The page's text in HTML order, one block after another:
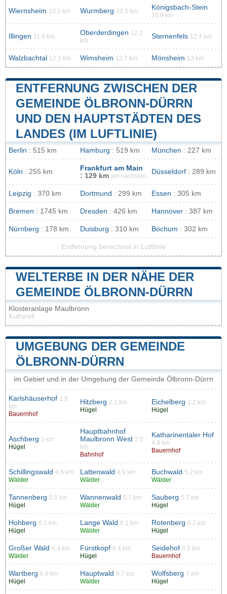
Wiernsheim 10.1 km Wurmberg 10.5 km Königsbach-Stein
10.9 km
Illingen 11.8 km Oberderdingen 12.2
km
Sternenfels 12.4 km
Walzbachtal 12.5 km Wimsheim 12.7 km Mönsheim 13 km
ENTFERNUNG ZWISCHEN DER
GEMEINDE ÖLBRONN-DÜRRN
UND DEN HAUPTSTÄDTEN DES
LANDES (IM LUFTLINIE)
Berlin : 515 km Hamburg : 519 km München : 227 km
Köln : 255 km
Frankfurt am Main
: 129 km am nächsten
Düsseldorf : 289 km
Leipzig : 370 km Dortmund : 299 km Essen : 305 km
Bremen : 1745 km Dresden : 426 km Hannover : 387 km
Nürnberg : 178 km Duisburg : 310 km Bochum : 302 km
Entfernung berechnet in Luftlinie
WELTERBE IN DER NÄHE DER
GEMEINDE ÖLBRONN-DÜRRN
Klosteranlage Maulbronn
Kulturell
UMGEBUNG DER GEMEINDE
ÖLBRONN-DÜRRN
im Gebiet und in der Umgebung der Gemeinde Ölbronn-Dürrn
Karlshäuserhof 1.9
km
Bauernhof
Hitzberg 2.1 km
Hügel
Eichelberg 2.2 km
Hügel
Aschberg 3 km
Hügel
Hauptbahnhof
Maulbronn West 3.5
km
Bahnhof
Katharinentaler Hof
4.8 km
Bauernhof
Schillingswald 4.8 km
Wälder
Lattenwald 4.9 km
Wälder
Buchwald 5.2 km
Wälder
Tannenberg 5.5 km
Hügel
Wannenwald 5.7 km
Wälder
Sauberg 5.7 km
Hügel
Hohberg 6.1 km
Hügel
Lange Wald 6.1 km
Wälder
Rotenberg 6.2 km
Hügel
Großer Wald 6.4 km
Wälder
Fürstkopf 6.4 km
Hügel
Seidehof 6.5 km
Bauernhof
Wartberg 6.6 km
Hügel
Hauptwald 6.7 km
Wälder
Wolfsberg 7 km
Hügel